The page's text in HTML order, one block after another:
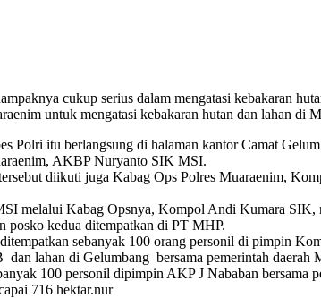
cukup serius dalam mengatasi kebakaran
untuk mengatasi kebakaran hutan dan lahan di
Polri itu berlangsung di halaman kantor Camat
AKBP Nuryanto SIK MSI.
diikuti juga Kabag Ops Polres Muaraenim,
melalui Kabag Opsnya, Kompol Andi Kumara SIK,
posko kedua ditempatkan di PT MHP.
sebanyak 100 orang personil di pimpin
lahan di Gelumbang bersama pemerintah daerah
100 personil dipimpin AKP J Nababan
716 hektar.nur